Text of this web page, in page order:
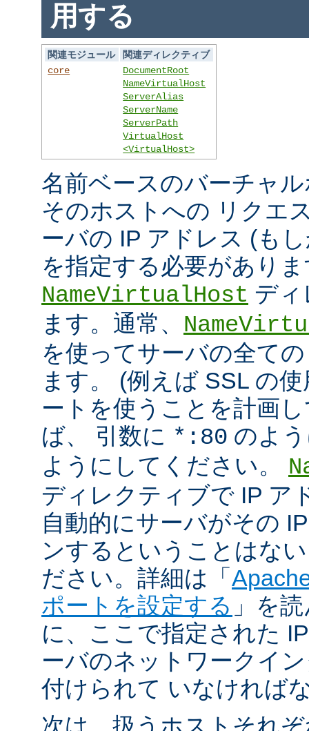
用する
関連モジュール
関連ディレクティブ
core
DocumentRoot
NameVirtualHost
ServerAlias
ServerName
ServerPath
VirtualHost
<VirtualHost>
名前ベースのバーチャ
そのホストへの リクエ
ーバの IP アドレス (も
を指定する必要があり
NameVirtualHost デ
ます。通常、
を使ってサーバの全て
ます。 (例えば SSL の
ートを使うことを計画
ば、 引数に *:80 のよ
ようにしてください。
ディレクティブで IP ア
自動的にサーバがその
ンするということはな
ださい。詳細は「
ポートを設定する 」を
に、ここで指定された
ーバのネットワークイ
付けられて いなければ
次は、扱うホストそれ